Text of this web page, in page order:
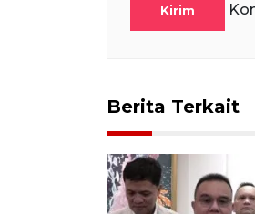
Kirim
Berita Terkait